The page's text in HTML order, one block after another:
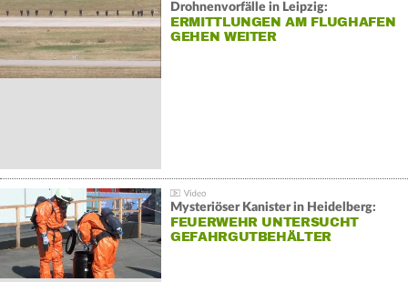
Drohnenvorfälle in Leipzig:
ERMITTLUNGEN AM FLUGHAFEN
GEHEN WEITER
Mysteriöser Kanister in Heidelberg:
FEUERWEHR UNTERSUCHT
GEFAHRGUTBEHÄLTER